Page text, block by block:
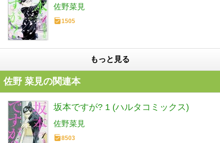
佐野菜見
1505
もっと見る
佐野 菜見の関連本
坂本ですが? 1 (ハルタコミックス)
佐野菜見
8503